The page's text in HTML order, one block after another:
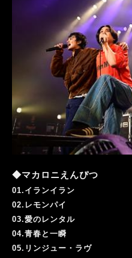
◆マカロニえんぴつ
01.イランイラン
02.レモンパイ
03.愛のレンタル
04.青春と一瞬
05.リンジュー・ラヴ